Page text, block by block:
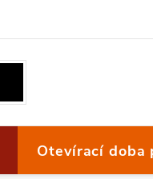
Otevírací doba